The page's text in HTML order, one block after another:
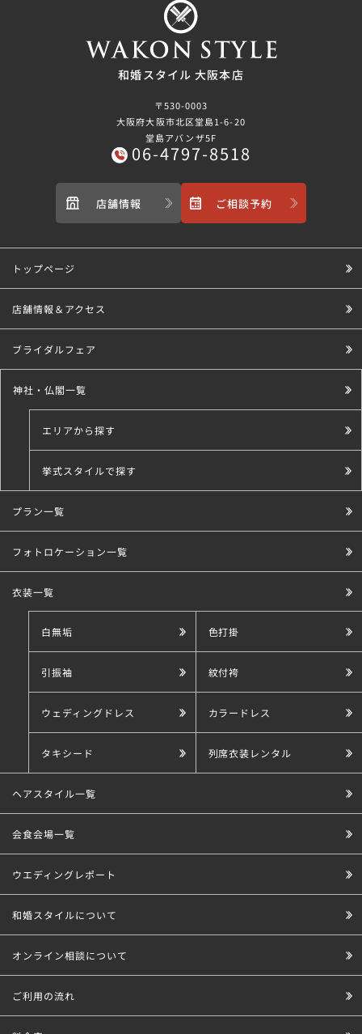
和婚スタイル 大阪本店
〒530-0003
大阪府大阪市北区堂島1-6-20
堂島アバンザ5F
06-4797-8518
店舗情報 ご相談予約
トップページ
店舗情報＆アクセス
ブライダルフェア
神社・仏閣一覧
エリアから探す
挙式スタイルで探す
こだわり条件で探す
プラン一覧
フォトロケーション一覧
衣装一覧
白無垢 色打掛
引振袖 紋付袴
ウェディングドレス カラードレス
タキシード 列席衣装レンタル
ヘアスタイル一覧
会食会場一覧
ウエディングレポート
和婚スタイルについて
オンライン相談について
ご利用の流れ